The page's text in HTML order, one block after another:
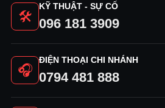
🛠
KỸ THUẬT - SỰ CỐ
096 181 3909
🎧
ĐIỆN THOẠI CHI NHÁNH
0794 481 888